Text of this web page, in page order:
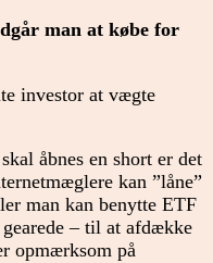
man at købe for
investor at vægte
åbnes en short er det
kan ”låne”
man kan benytte ETF
– til at afdække
opmærksom på